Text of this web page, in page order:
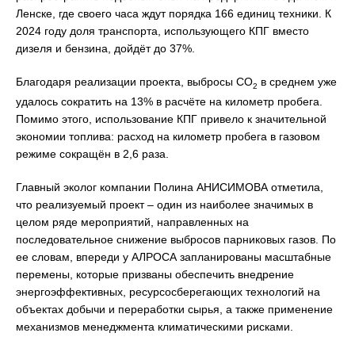
Ленске, где своего часа ждут порядка 166 единиц техники. К
2024 году доля транспорта, использующего КПГ вместо
дизеля и бензина, дойдёт до 37%.
Благодаря реализации проекта, выбросы СО2 в среднем уже
удалось сократить на 13% в расчёте на километр пробега.
Помимо этого, использование КПГ привело к значительной
экономии топлива: расход на километр пробега в газовом
режиме сокращён в 2,6 раза.
Главный эколог компании Полина АНИСИМОВА отметила,
что реализуемый проект – один из наиболее значимых в
целом ряде мероприятий, направленных на
последовательное снижение выбросов парниковых газов. По
ее словам, впереди у АЛРОСА запланированы масштабные
перемены, которые призваны обеспечить внедрение
энергоэффективных, ресурсосберегающих технологий на
объектах добычи и переработки сырья, а также применение
механизмов менеджмента климатическими рисками.